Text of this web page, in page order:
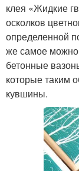
клея «Жидкие
осколков
определенной
же самое
бетонные
которые таким
кувшины.